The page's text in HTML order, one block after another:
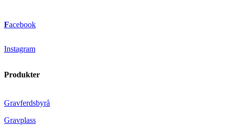
Facebook
Instagram
Produkter
Gravferdsbyrå
Gravplass